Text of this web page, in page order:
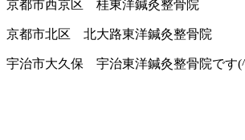
京都市西京区 桂東洋鍼灸整骨院
京都市北区 北大路東洋鍼灸整骨院
宇治市大久保 宇治東洋鍼灸整骨院です